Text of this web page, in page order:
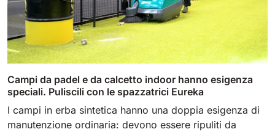
Campi da padel e da calcetto indoor hanno esigenza
speciali. Puliscili con le spazzatrici Eureka
I campi in erba sintetica hanno una doppia esigenza di
manutenzione ordinaria: devono essere ripuliti da